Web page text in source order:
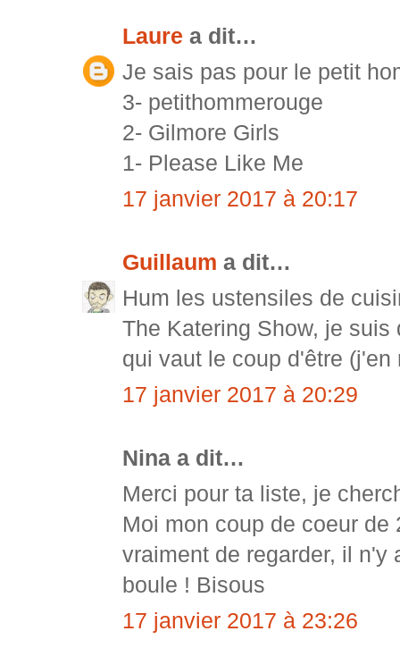
Laure a dit…
Je sais pas pour le petit
3- petithommerouge
2- Gilmore Girls
1- Please Like Me
17 janvier 2017 à 20:17
Guillaum a dit…
Hum les ustensiles de
The Katering Show, je
qui vaut le coup d'être
17 janvier 2017 à 20:29
Nina a dit…
Merci pour ta liste, je
Moi mon coup de coeur
vraiment de regarder, il n'y
boule ! Bisous
17 janvier 2017 à 23:26